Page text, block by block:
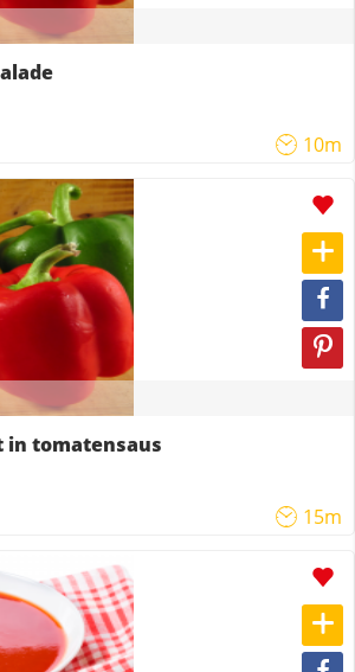
10m
Cajet in tomatensaus
15m